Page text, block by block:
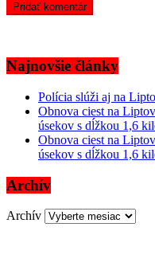
Najnovšie články
Polícia slúži aj na
Obnova ciest na
úsekov s dĺžkou 1,6
Obnova ciest na
úsekov s dĺžkou 1,6
Archív
Archív